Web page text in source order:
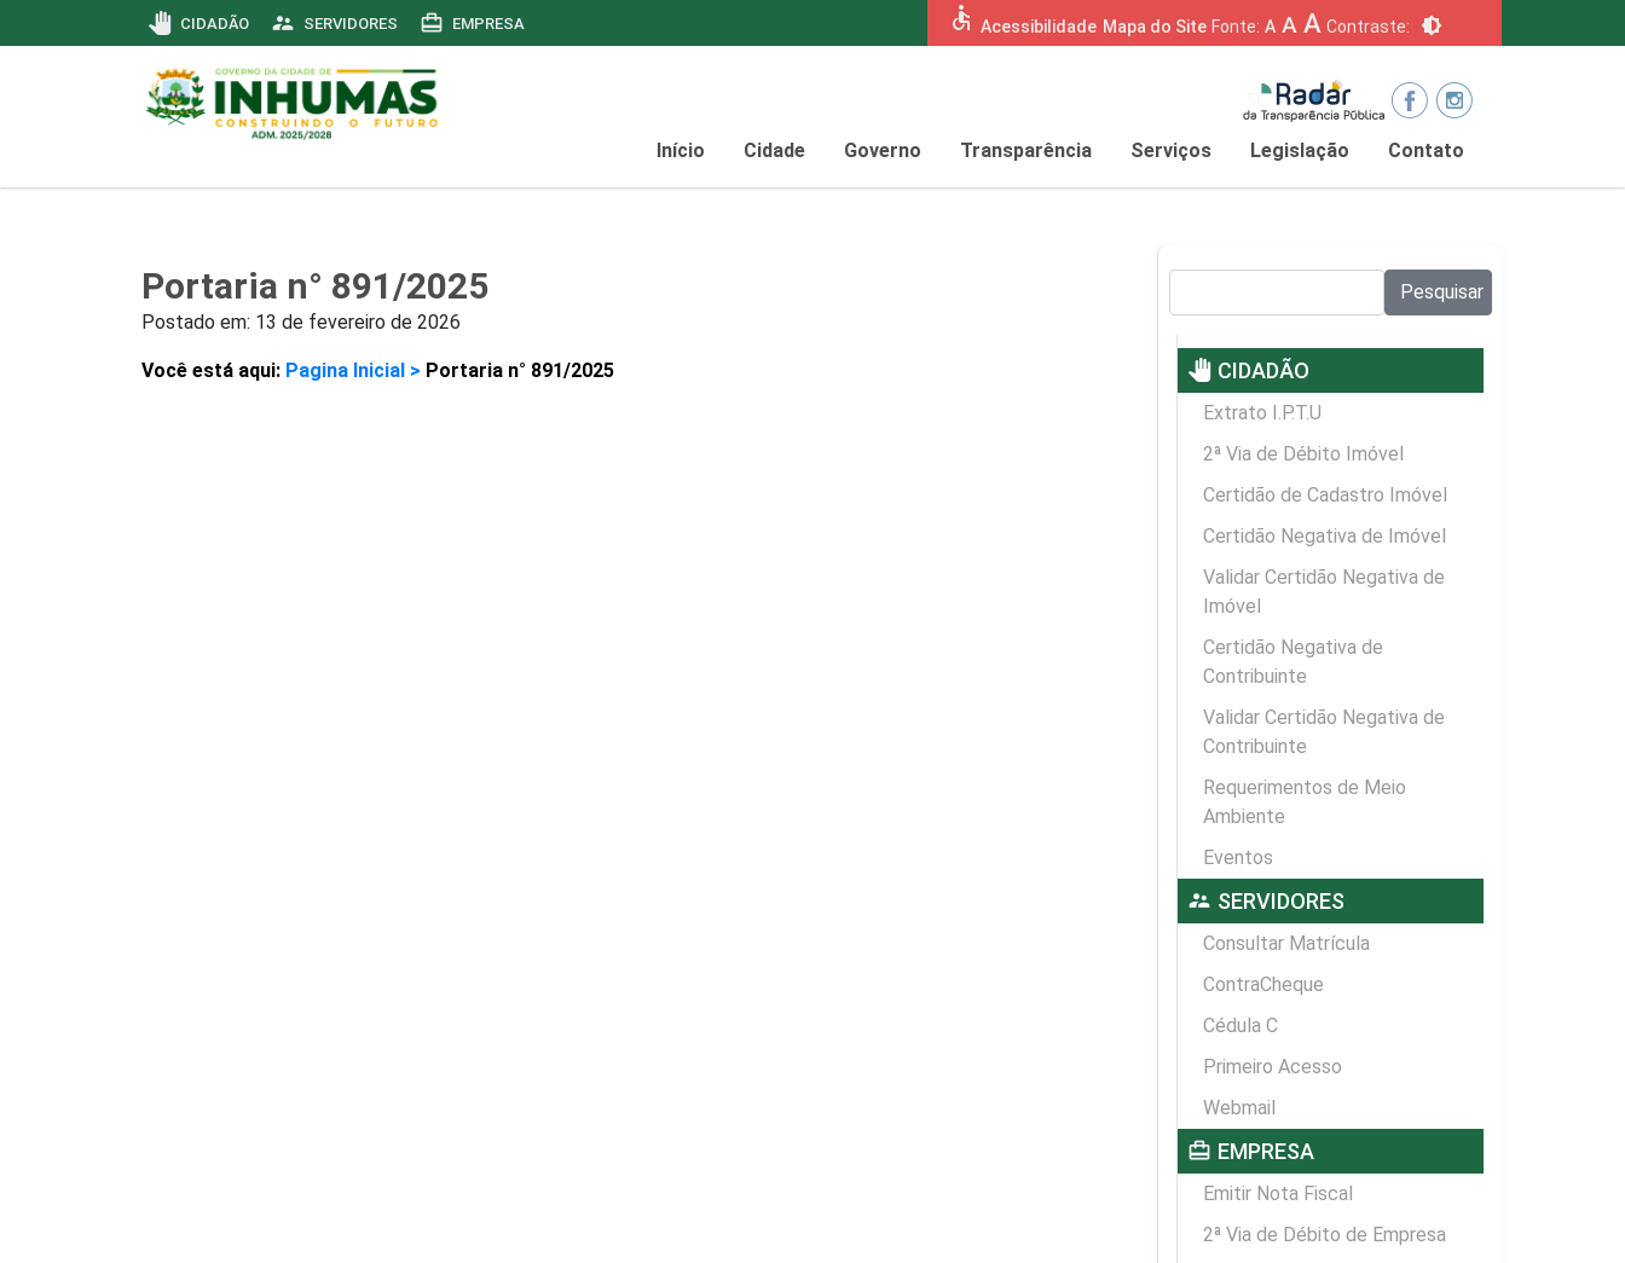
pan_tool CIDADÃO supervisor_account SERVIDORES card_travel EMPRESA accessible Acessibilidade Mapa do Site Fonte: A A A Contraste: brightness_6
Início Cidade Governo Transparência Serviços Legislação Contato
Portaria n° 891/2025
Postado em: 13 de fevereiro de 2026
Você está aqui: Pagina Inicial > Portaria n° 891/2025
Pesquisar
pan_tool CIDADÃO
Extrato I.P.T.U
2ª Via de Débito Imóvel
Certidão de Cadastro Imóvel
Certidão Negativa de Imóvel
Validar Certidão Negativa de
Imóvel
Certidão Negativa de
Contribuinte
Validar Certidão Negativa de
Contribuinte
Requerimentos de Meio
Ambiente
Eventos
supervisor_account SERVIDORES
Consultar Matrícula
ContraCheque
Cédula C
Primeiro Acesso
Webmail
card_travel EMPRESA
Emitir Nota Fiscal
2ª Via de Débito de Empresa